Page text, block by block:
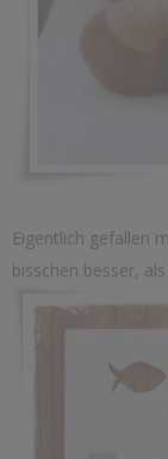
Eigentlich gefallen
bisschen besser,